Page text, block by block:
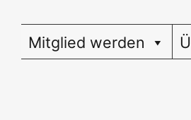
Mitglied werden